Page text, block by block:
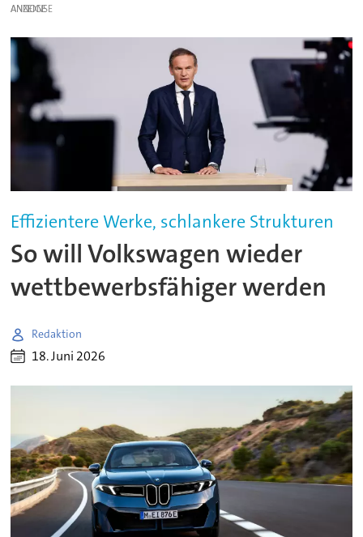
ANZEIGE
Effizientere Werke, schlankere Strukturen
So will Volkswagen wieder
wettbewerbsfähiger werden
Redaktion
18. Juni 2026